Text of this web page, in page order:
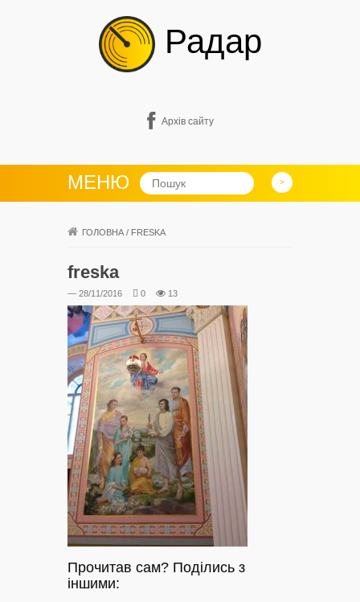
Радар
Архів сайту
МЕНЮ
ГОЛОВНА / FRESKA
freska
— 28/11/2016 0 13
Прочитав сам? Поділись з
іншими: